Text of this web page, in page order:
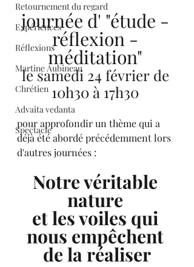
Retournement du regard
Expériences
Réflexions
Martine Aubineau
Chrétien
Advaita vedanta
Spectacle
journée d' "étude -
réflexion -
méditation"
le samedi 24 février de
10h30 à 17h30
pour approfondir un thème qui a
déjà été abordé précédemment lors
d'autres journées :
Notre véritable
nature
et les voiles qui
nous empêchent
de la réaliser